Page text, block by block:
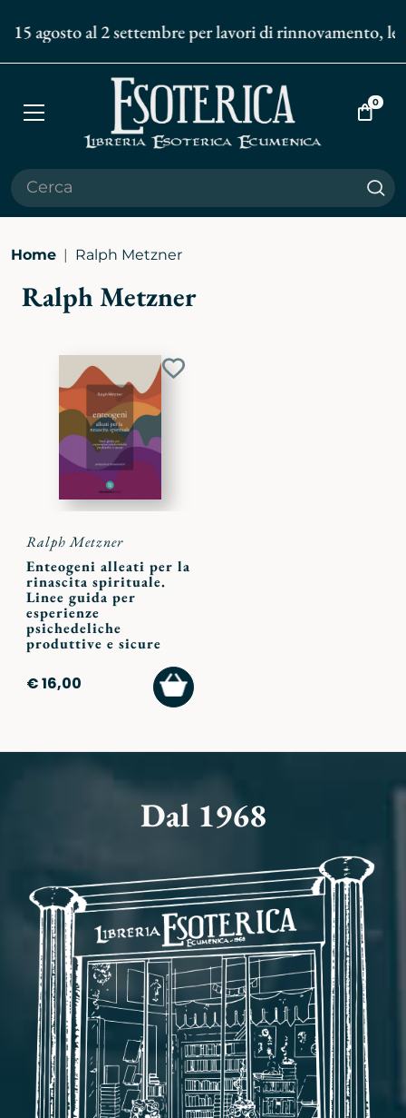
15 agosto al 2 settembre per lavori di rinnovamento,
Apri
Vai
0
Home Ralph Metzner
Ralph Metzner
Aggiungi
Ralph Metzner
Enteogeni alleati per la
rinascita spirituale.
Linee guida per
esperienze
psichedeliche
produttive e sicure
€ 16,00
AGGIUNGI
AL
CARRELLO
Dal 1968